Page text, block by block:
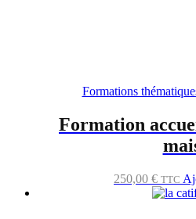
Formations
Formation
250,00 € TTC